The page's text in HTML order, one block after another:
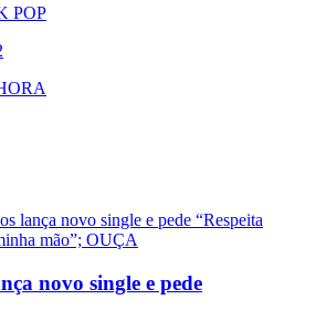
novo single e pede